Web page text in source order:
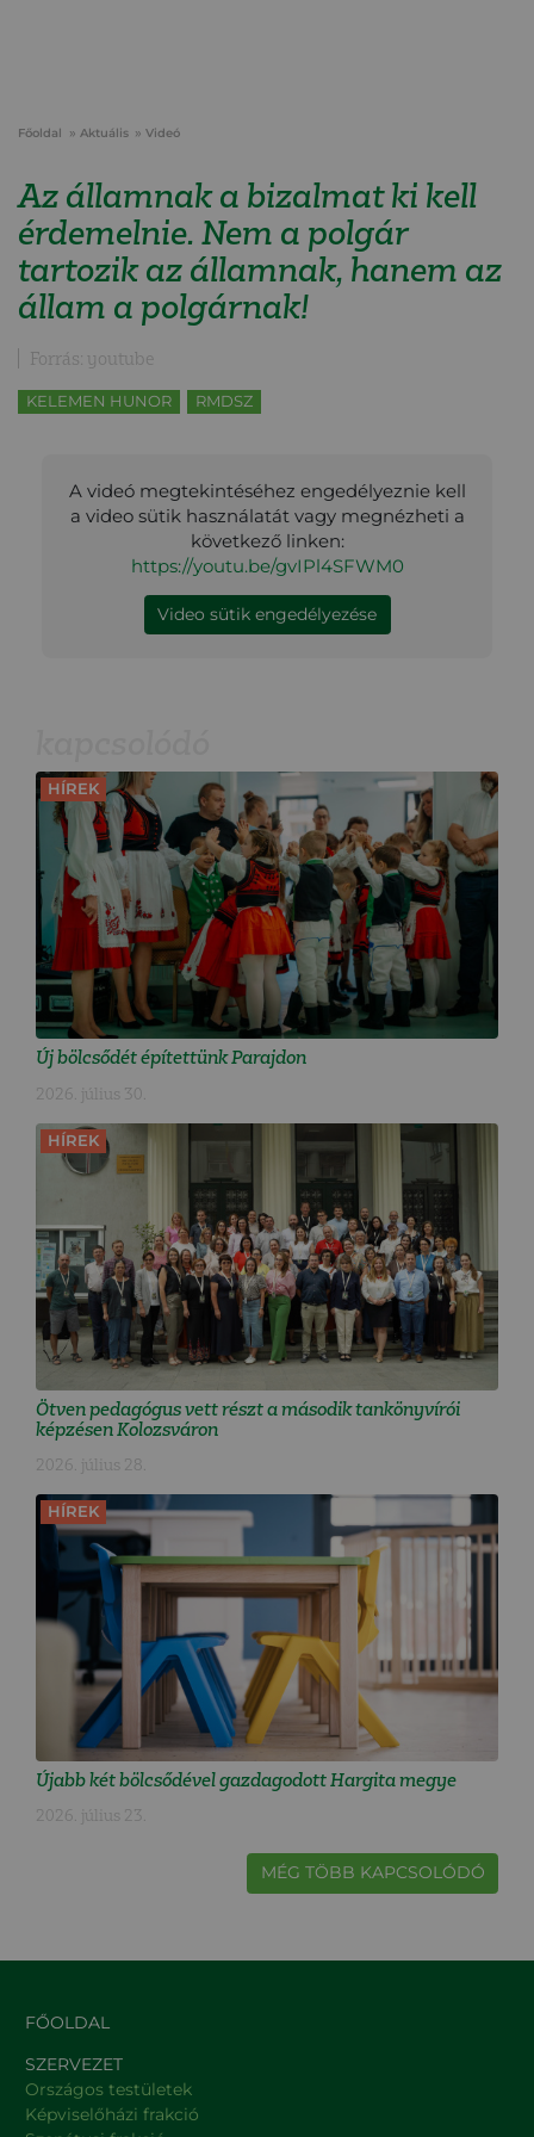
Főoldal Aktuális Videó
Az államnak a bizalmat ki kell
érdemelnie. Nem a polgár
tartozik az államnak, hanem az
állam a polgárnak!
Forrás: youtube
KELEMEN HUNOR RMDSZ
A videó megtekintéséhez engedélyeznie kell
a video sütik használatát vagy megnézheti a
következő linken:
https://youtu.be/gvIPl4SFWM0
Video sütik engedélyezése
HÍREK
Új bölcsődét építettünk Parajdon
2026. július 30.
HÍREK
Ötven pedagógus vett részt a második tankönyvírói
képzésen Kolozsváron
2026. július 28.
HÍREK
Újabb két bölcsődével gazdagodott Hargita megye
2026. július 23.
MÉG TÖBB KAPCSOLÓDÓ
FŐOLDAL
SZERVEZET
Országos testületek
Képviselőházi frakció